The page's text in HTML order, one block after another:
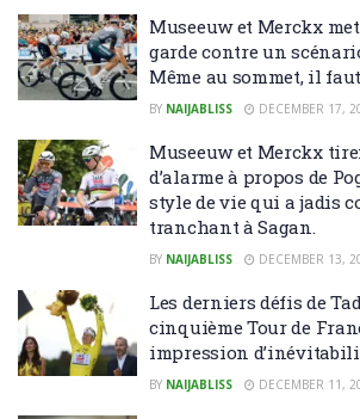
Museeuw et Merckx
garde contre un
Même au sommet, il
BY NAIJABLISS DECEMBER 17,
Museeuw et Merckx
d’alarme à propos de
style de vie qui a jadis
tranchant à Sagan.
BY NAIJABLISS DECEMBER 13,
Les derniers défis de
cinquième Tour de
impression
BY NAIJABLISS DECEMBER 11,